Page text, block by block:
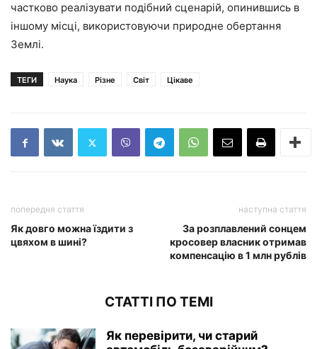
частково реалізувати подібний сценарій, опинившись в
іншому місці, використовуючи природне обертання
Землі.
ТЕГИ Наука Різне Світ Цікаве
попередня стаття
Як довго можна їздити з
цвяхом в шині?
наступна стаття
За розплавлений сонцем
кросовер власник отримав
компенсацію в 1 млн рублів
СТАТТІ ПО ТЕМІ
Як перевірити, чи старий